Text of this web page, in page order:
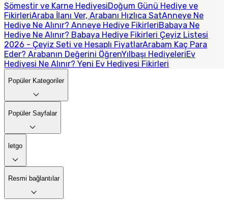
Sömestir ve Karne HediyesiDoğum Günü Hediye ve
FikirleriAraba İlanı Ver, Arabanı Hızlıca SatAnneye Ne
Hediye Ne Alınır? Anneye Hediye FikirleriBabaya Ne
Hediye Ne Alınır? Babaya Hediye Fikirleri Çeyiz Listesi
2026 - Çeyiz Seti ve Hesaplı FiyatlarArabam Kaç Para
Eder? Arabanın Değerini ÖğrenYılbaşı HediyeleriEv
Hediyesi Ne Alınır? Yeni Ev Hediyesi Fikirleri
Popüler Kategoriler
Popüler Sayfalar
letgo
Resmi bağlantılar